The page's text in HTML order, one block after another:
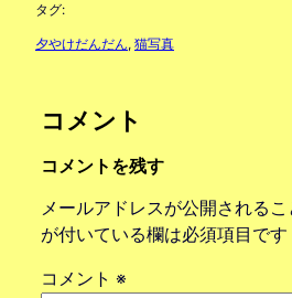
タグ:
夕やけだんだん, 猫写真
コメント
コメントを残す
メールアドレスが公開されるこ
が付いている欄は必須項目です
コメント ※